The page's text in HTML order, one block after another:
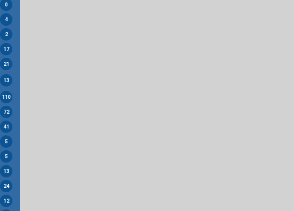
0
4
2
17
21
13
110
72
41
5
5
13
24
12